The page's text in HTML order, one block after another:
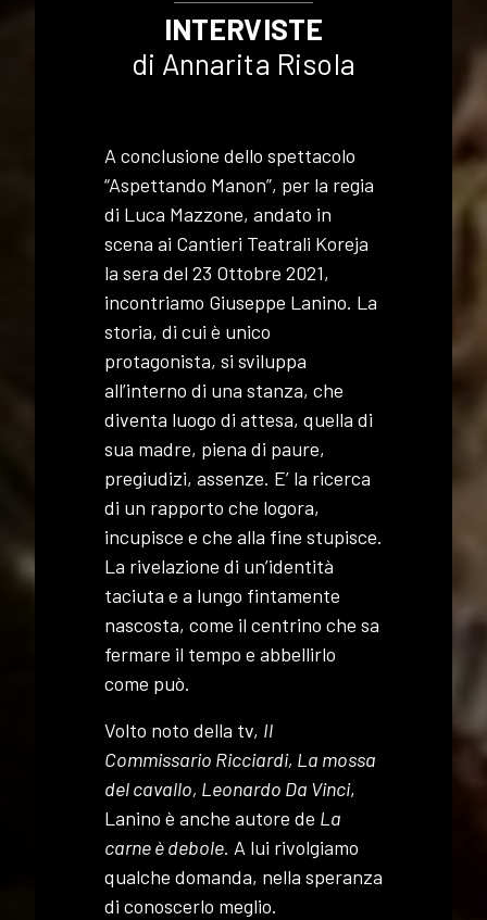
INTERVISTE
di Annarita Risola
A conclusione dello spettacolo
“Aspettando Manon”, per la regia
di Luca Mazzone, andato in
scena ai Cantieri Teatrali Koreja
la sera del 23 Ottobre 2021,
incontriamo Giuseppe Lanino. La
storia, di cui è unico
protagonista, si sviluppa
all’interno di una stanza, che
diventa luogo di attesa, quella di
sua madre, piena di paure,
pregiudizi, assenze. E’ la ricerca
di un rapporto che logora,
incupisce e che alla fine stupisce.
La rivelazione di un’identità
taciuta e a lungo fintamente
nascosta, come il centrino che sa
fermare il tempo e abbellirlo
come può.
Volto noto della tv, Il
Commissario Ricciardi, La mossa
del cavallo, Leonardo Da Vinci,
Lanino è anche autore de La
carne è debole. A lui rivolgiamo
qualche domanda, nella speranza
di conoscerlo meglio.